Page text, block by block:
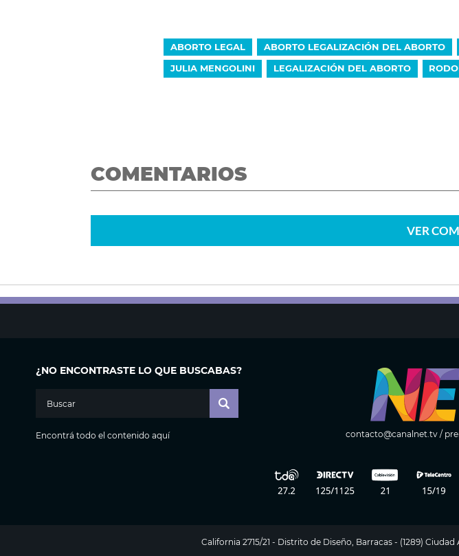
ABORTO LEGAL ABORTO LEGALIZACIÓN DEL ABORTO
JULIA MENGOLINI
LEGALIZACIÓN DEL ABORTO
COMENTARIOS
VER
¿NO ENCONTRASTE LO QUE BUSCABAS?
Encontrá todo el contenido aquí contacto@canalnet.tv/
California 2715/21 - Distrito de Diseño, Barracas - (1289)